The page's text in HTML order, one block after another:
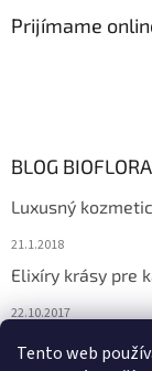
Tento web
Prijímame
BLOG BIOFLORA
Luxusný
21.1.2018
Elixíry krásy pre
22.10.2017
Spoznajte